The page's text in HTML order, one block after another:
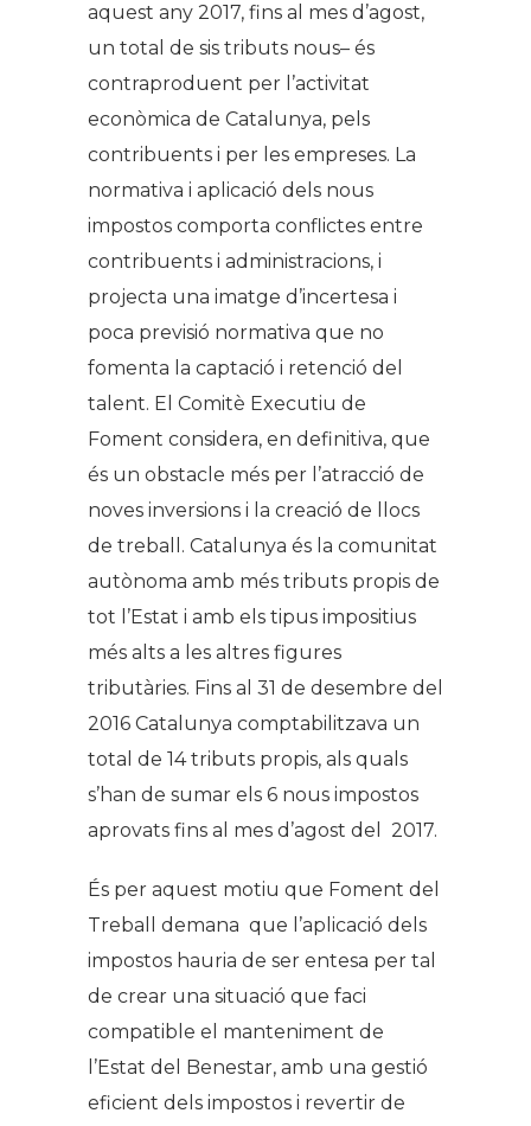
aquest any 2017, fins al mes d’agost,
un total de sis tributs nous– és
contraproduent per l’activitat
econòmica de Catalunya, pels
contribuents i per les empreses. La
normativa i aplicació dels nous
impostos comporta conflictes entre
contribuents i administracions, i
projecta una imatge d’incertesa i
poca previsió normativa que no
fomenta la captació i retenció del
talent. El Comitè Executiu de
Foment considera, en definitiva, que
és un obstacle més per l’atracció de
noves inversions i la creació de llocs
de treball. Catalunya és la comunitat
autònoma amb més tributs propis de
tot l’Estat i amb els tipus impositius
més alts a les altres figures
tributàries. Fins al 31 de desembre del
2016 Catalunya comptabilitzava un
total de 14 tributs propis, als quals
s’han de sumar els 6 nous impostos
aprovats fins al mes d’agost del 2017.
És per aquest motiu que Foment del
Treball demana que l’aplicació dels
impostos hauria de ser entesa per tal
de crear una situació que faci
compatible el manteniment de
l’Estat del Benestar, amb una gestió
eficient dels impostos i revertir de